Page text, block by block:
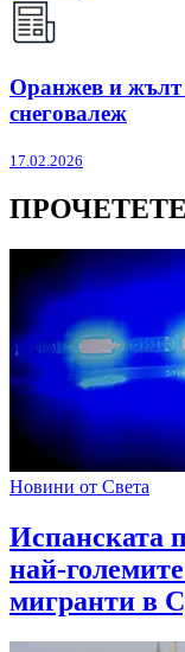
Оранжев и жълт
снеговалеж
17.02.2026
Новини от Света
Испанската
най-
мигранти в